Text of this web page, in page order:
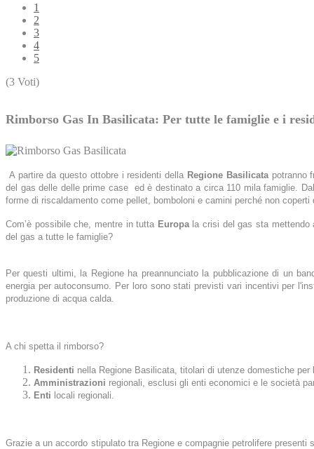
1
2
3
4
5
(3 Voti)
Rimborso Gas In Basilicata: Per tutte le famiglie e i
A partire da questo ottobre i residenti della Regione Basilicatapotranno
del gas delle delle prime case ed è destinato a circa 110 mila famiglie.
forme di riscaldamento come pellet, bomboloni e camini perché non coperti
Com’è possibile che, mentre in tutta Europala crisi del gas sta mettendo
del gas a tutte le famiglie?
Per questi ultimi, la Regione ha preannunciato la pubblicazione di un
energia per autoconsumo. Per loro sono stati previsti vari incentivi per
produzione di acqua calda.
A chi spetta il rimborso?
Residenti nella Regione Basilicata, titolari di utenze domestiche per
Amministrazioni regionali, esclusi gli enti economici e le società
Enti locali regionali.
Grazie a un accordo stipulato tra Regione e compagnie petrolifere